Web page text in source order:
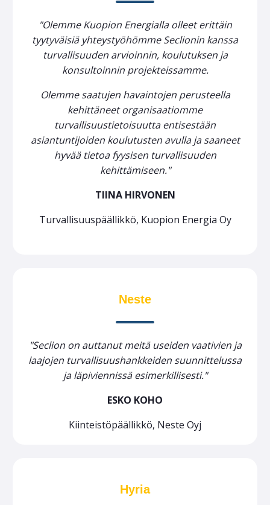
"Olemme Kuopion Energialla olleet erittäin
tyytyväisiä yhteystyöhömme Seclionin kanssa
turvallisuuden arvioinnin, koulutuksen ja
konsultoinnin projekteissamme.
Olemme saatujen havaintojen perusteella
kehittäneet organisaatiomme
turvallisuustietoisuutta entisestään
asiantuntijoiden koulutusten avulla ja saaneet
hyvää tietoa fyysisen turvallisuuden
kehittämiseen."
TIINA HIRVONEN
Turvallisuuspäällikkö, Kuopion Energia Oy
Neste
"Seclion on auttanut meitä useiden vaativien ja
laajojen turvallisuushankkeiden suunnittelussa
ja läpiviennissä esimerkillisesti."
ESKO KOHO
Kiinteistöpäällikkö, Neste Oyj
Hyria